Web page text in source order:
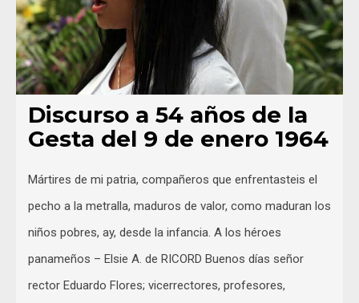
Discurso a 54 años de la
Gesta del 9 de enero 1964
Mártires de mi patria, compañeros que enfrentasteis el
pecho a la metralla, maduros de valor, como maduran los
niños pobres, ay, desde la infancia. A los héroes
panameños – Elsie A. de RICORD Buenos días señor
rector Eduardo Flores; vicerrectores, profesores,